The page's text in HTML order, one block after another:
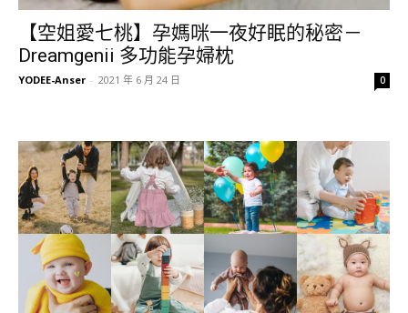
【空姐愛七桃】孕媽咪一夜好眠的秘密－
Dreamgenii 多功能孕婦枕
YODEE-Anser - 2021 年 6 月 24 日 0